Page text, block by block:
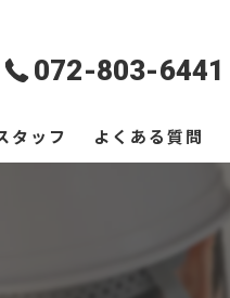
072-803-6441
タッフ よくある質問